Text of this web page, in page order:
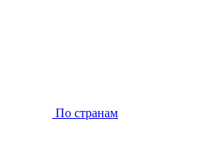
По странам